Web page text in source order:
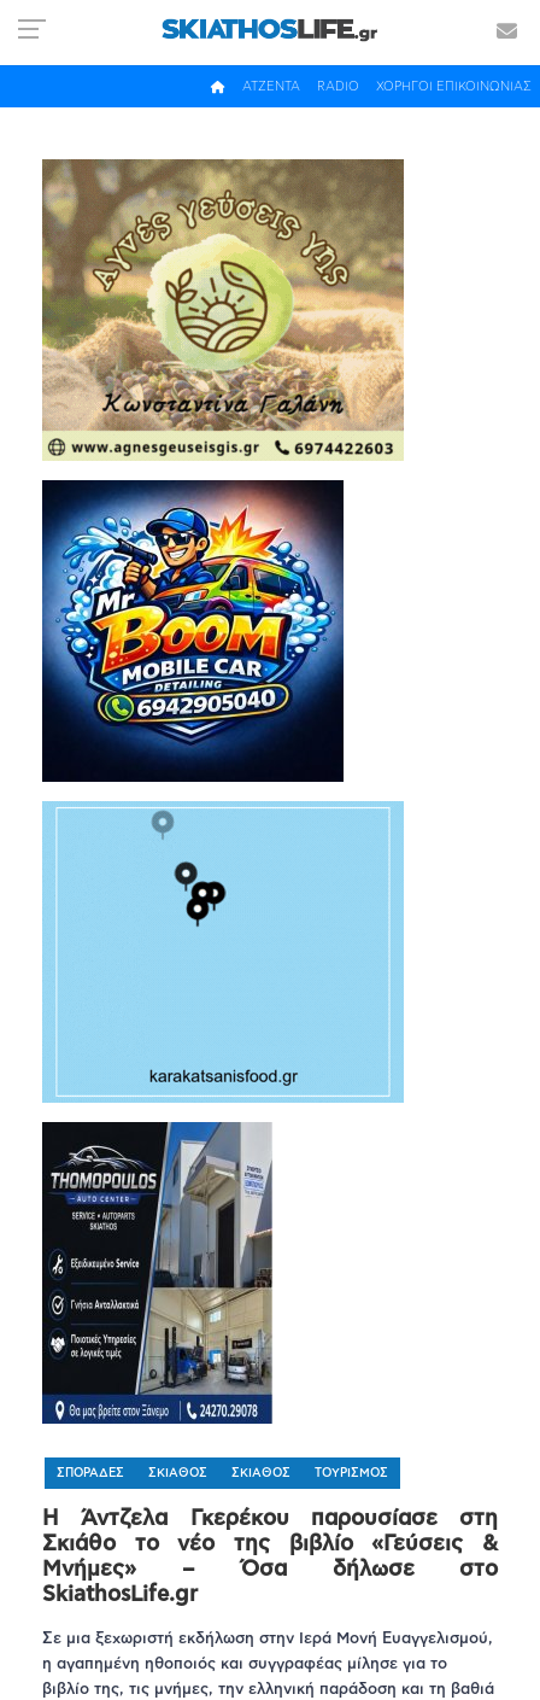
ΧΟΡΗΓΟΙ ΕΠΙΚΟΙΝΩΝΙΑΣ
RADIO
ΑΤΖΕΝΤΑ
ΣΠΟΡΑΔΕΣ ΣΚΙΑΘΟΣ ΣΚΙΑΘΟΣ ΤΟΥΡΙΣΜΟΣ
Η Άντζελα Γκερέκου παρουσίασε στη
Σκιάθο το νέο της βιβλίο «Γεύσεις &
Μνήμες» – Όσα δήλωσε στο
SkiathosLife.gr
Σε μια ξεχωριστή εκδήλωση στην Ιερά Μονή Ευαγγελισμού,
η αγαπημένη ηθοποιός και συγγραφέας μίλησε για το
βιβλίο της, τις μνήμες, την ελληνική παράδοση και τη βαθιά